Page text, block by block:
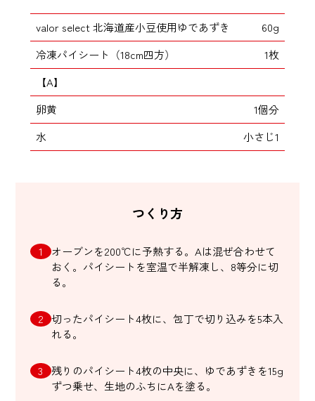
valor select 北海道産小豆使用ゆであずき
60g
冷凍パイシート（18cm四方）
1枚
【A】
卵黄
1個分
水
小さじ1
つくり方
オーブンを200℃に予熱する。Aは混ぜ合わせて
おく。パイシートを室温で半解凍し、8等分に切
る。
切ったパイシート4枚に、包丁で切り込みを5本入
れる。
残りのパイシート4枚の中央に、ゆであずきを15g
ずつ乗せ、生地のふちにAを塗る。